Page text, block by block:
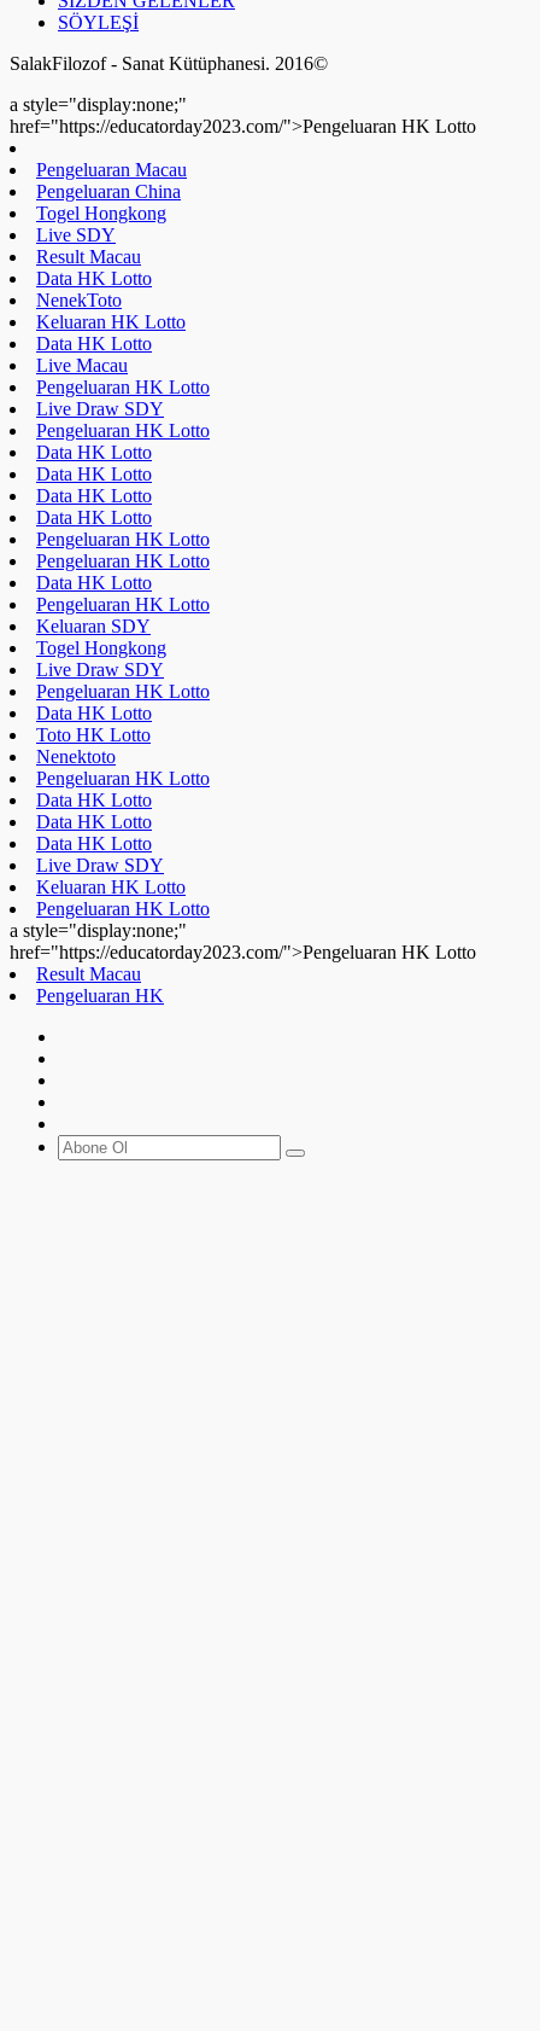
SÖYLEŞİ
SalakFilozof - Sanat Kütüphanesi. 2016©
a style="display:none;"
href="https://educatorday2023.com/">Pengeluaran HK Lotto
Pengeluaran Macau
Pengeluaran China
Togel Hongkong
Live SDY
Result Macau
Data HK Lotto
NenekToto
Keluaran HK Lotto
Data HK Lotto
Live Macau
Pengeluaran HK Lotto
Live Draw SDY
Pengeluaran HK Lotto
Data HK Lotto
Data HK Lotto
Data HK Lotto
Data HK Lotto
Pengeluaran HK Lotto
Pengeluaran HK Lotto
Data HK Lotto
Pengeluaran HK Lotto
Keluaran SDY
Togel Hongkong
Live Draw SDY
Pengeluaran HK Lotto
Data HK Lotto
Toto HK Lotto
Nenektoto
Pengeluaran HK Lotto
Data HK Lotto
Data HK Lotto
Data HK Lotto
Live Draw SDY
Keluaran HK Lotto
Pengeluaran HK Lotto
a style="display:none;"
href="https://educatorday2023.com/">Pengeluaran HK Lotto
Result Macau
Pengeluaran HK